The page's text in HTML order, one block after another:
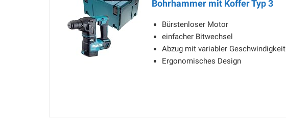
Bohrhammer mit Koffer Typ 3
Bürstenloser Motor
einfacher Bitwechsel
Abzug mit variabler Geschwindigkeit
Ergonomisches Design